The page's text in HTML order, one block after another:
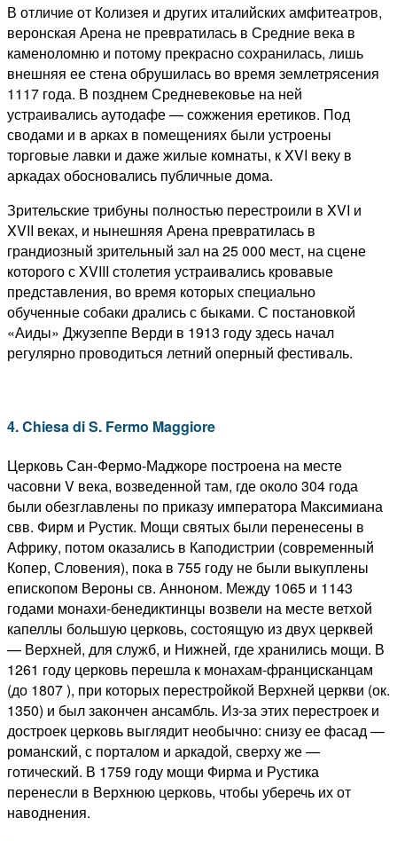
В отличие от Колизея и других италийских амфитеатров,
веронская Арена не превратилась в Средние века в
каменоломню и потому прекрасно сохранилась, лишь
внешняя ее стена обрушилась во время землетрясения
1117 года. В позднем Средневековье на ней
устраивались аутодафе — сожжения еретиков. Под
сводами и в арках в помещениях были устроены
торговые лавки и даже жилые комнаты, к XVI веку в
аркадах обосновались публичные дома.
Зрительские трибуны полностью перестроили в XVI и
XVII веках, и нынешняя Арена превратилась в
грандиозный зрительный зал на 25 000 мест, на сцене
которого с XVIII столетия устраивались кровавые
представления, во время которых специально
обученные собаки дрались с быками. С постановкой
«Аиды» Джузеппе Верди в 1913 году здесь начал
регулярно проводиться летний оперный фестиваль.
4. Chiesa di S. Fermo Maggiore
Церковь Сан-Фермо-Маджоре построена на месте
часовни V века, возведенной там, где около 304 года
были обезглавлены по приказу императора Максимиана
свв. Фирм и Рустик. Мощи святых были перенесены в
Африку, потом оказались в Каподистрии (современный
Копер, Словения), пока в 755 году не были выкуплены
епископом Вероны св. Анноном. Между 1065 и 1143
годами монахи-бенедиктинцы возвели на месте ветхой
капеллы большую церковь, состоящую из двух церквей
— Верхней, для служб, и Нижней, где хранились мощи. В
1261 году церковь перешла к монахам-францисканцам
(до 1807 ), при которых перестройкой Верхней церкви (ок.
1350) и был закончен ансамбль. Из-за этих перестроек и
достроек церковь выглядит необычно: снизу ее фасад —
романский, с порталом и аркадой, сверху же —
готический. В 1759 году мощи Фирма и Рустика
перенесли в Верхнюю церковь, чтобы уберечь их от
наводнения.